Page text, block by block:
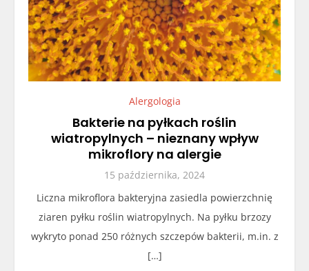
Alergologia
Bakterie na pyłkach roślin
wiatropylnych – nieznany wpływ
mikroflory na alergie
15 października, 2024
Liczna mikroflora bakteryjna zasiedla powierzchnię
ziaren pyłku roślin wiatropylnych. Na pyłku brzozy
wykryto ponad 250 różnych szczepów bakterii, m.in. z
[…]